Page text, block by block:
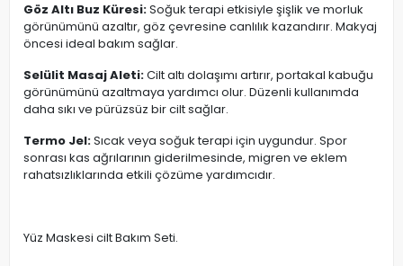
Göz Altı Buz Küresi:Soğuk terapi etkisiyle şişlik ve morluk
görünümünü azaltır, göz çevresine canlılık kazandırır. Makyaj
öncesi ideal bakım sağlar.
Selülit Masaj Aleti:Cilt altı dolaşımı artırır, portakal kabuğu
görünümünü azaltmaya yardımcı olur. Düzenli kullanımda
daha sıkı ve pürüzsüz bir cilt sağlar.
Termo Jel:Sıcak veya soğuk terapi için uygundur. Spor
sonrası kas ağrılarının giderilmesinde, migren ve eklem
rahatsızlıklarında etkili çözüme yardımcıdır.
Yüz Maskesi cilt Bakım Seti.